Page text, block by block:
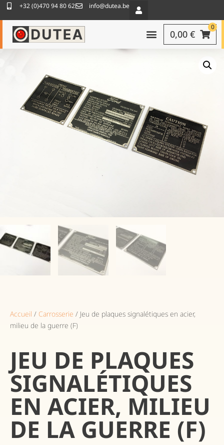
+32 (0)470 94 80 62 info@dutea.be
0
0,00 €
Accueil / Carrosserie / Jeu de plaques signalétiques en acier,
milieu de la guerre (F)
JEU DE PLAQUES
SIGNALÉTIQUES
EN ACIER, MILIEU
DE LA GUERRE (F)